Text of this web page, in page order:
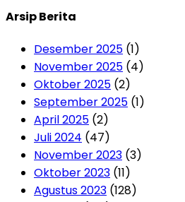
Arsip Berita
Desember 2025 (1)
November 2025 (4)
Oktober 2025 (2)
September 2025 (1)
April 2025 (2)
Juli 2024 (47)
November 2023 (3)
Oktober 2023 (11)
Agustus 2023 (128)